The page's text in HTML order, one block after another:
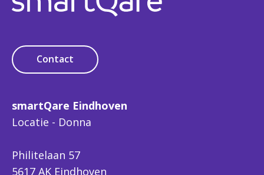
Contact
smartQare Eindhoven
Locatie - Donna
Philitelaan 57
5617 AK Eindhoven